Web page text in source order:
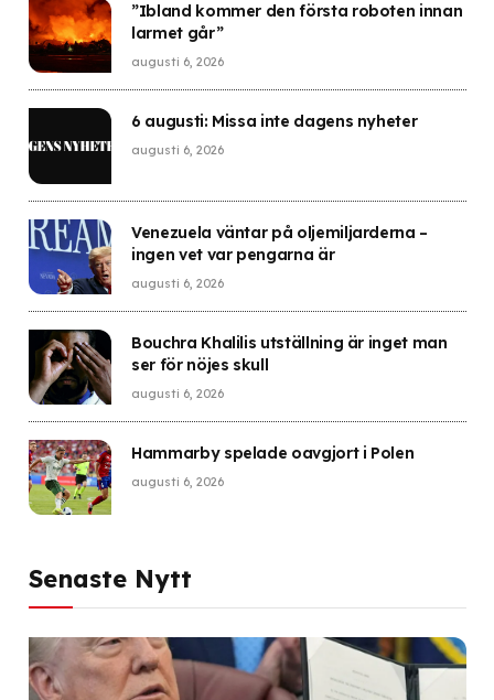
”Ibland kommer den första roboten innan
larmet går”
augusti 6, 2026
6 augusti: Missa inte dagens nyheter
augusti 6, 2026
Venezuela väntar på oljemiljarderna –
ingen vet var pengarna är
augusti 6, 2026
Bouchra Khalilis utställning är inget man
ser för nöjes skull
augusti 6, 2026
Hammarby spelade oavgjort i Polen
augusti 6, 2026
Senaste Nytt